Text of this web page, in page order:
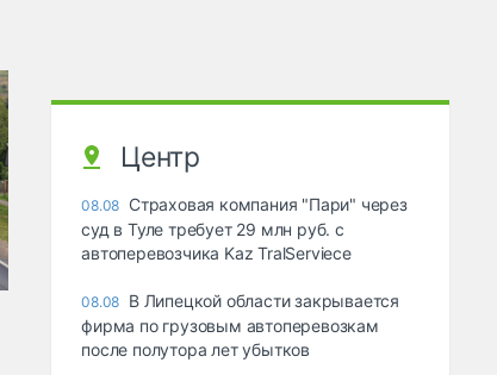
Центр
08.08 Страховая компания "Пари" через
суд в Туле требует 29 млн руб. с
автоперевозчика Kaz TralServiece
08.08 В Липецкой области закрывается
фирма по грузовым автоперевозкам
после полутора лет убытков